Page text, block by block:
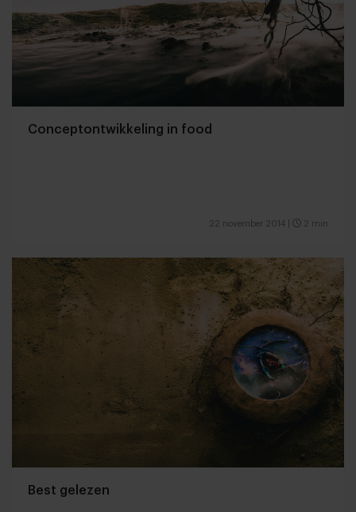
Conceptontwikkeling in food
22 november 2014 2 min
Best gelezen